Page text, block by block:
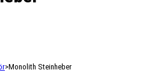
>Monolith Steinheber